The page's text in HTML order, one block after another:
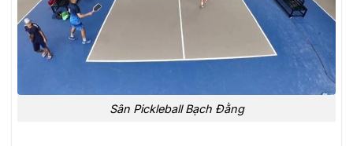
Sân Pickleball Bạch Đằng